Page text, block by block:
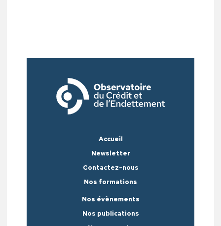
Accueil
Newsletter
Contactez-nous
Nos formations
Nos évènements
Nos publications